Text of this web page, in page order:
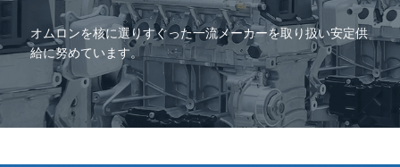
オムロンを核に選りすぐった一流メーカーを取り扱い安定供
給に努めています。